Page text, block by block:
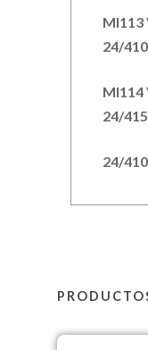
MI113
24/410
MI114
24/415
24/